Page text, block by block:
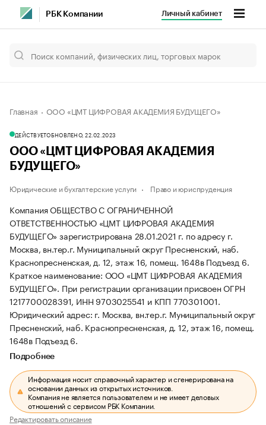
РБК Компании Личный кабинет
Главная ООО «ЦМТ ЦИФРОВАЯ АКАДЕМИЯ БУДУЩЕГО»
ДЕЙСТВУЕТОБНОВЛЕНО, 22.02.2023
ООО «ЦМТ ЦИФРОВАЯ АКАДЕМИЯ
БУДУЩЕГО»
Юридические и бухгалтерские услуги Право и юриспруденция
Компания ОБЩЕСТВО С ОГРАНИЧЕННОЙ
ОТВЕТСТВЕННОСТЬЮ «ЦМТ ЦИФРОВАЯ АКАДЕМИЯ
БУДУЩЕГО» зарегистрирована 28.01.2021 г. по адресу г.
Москва, вн.тер.г. Муниципальный округ Пресненский, наб.
Краснопресненская, д. 12, этаж 16, помещ. 1648в Подъезд 6.
Краткое наименование: ООО «ЦМТ ЦИФРОВАЯ АКАДЕМИЯ
БУДУЩЕГО». При регистрации организации присвоен ОГРН
1217700028391, ИНН 9703025541 и КПП 770301001.
Юридический адрес: г. Москва, вн.тер.г. Муниципальный округ
Пресненский, наб. Краснопресненская, д. 12, этаж 16, помещ.
1648в Подъезд 6.
Подробнее
Информация носит справочный характер и сгенерирована на
основании данных из открытых источников.
Компания не является пользователем и не имеет деловых
отношений с сервисом РБК Компании.
Редактировать описание